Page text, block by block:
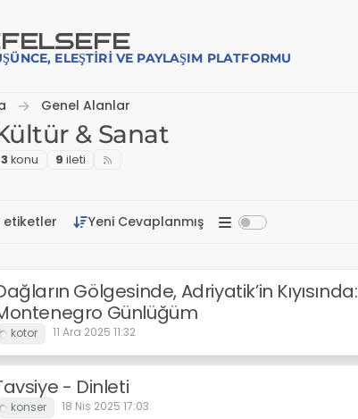
LSEFE
ELEŞTIRI VE PAYLAŞIM PLATFORMU
Genel Alanlar
& Sanat
3konu 9 i̇leti
etiketler Yeni Cevaplanmış
Gölgesinde, Adriyatik’in Kıyısında:
Günlüğüm
11 Ara 2025 11:32
- Dinleti
18 Nis 2025 17:03